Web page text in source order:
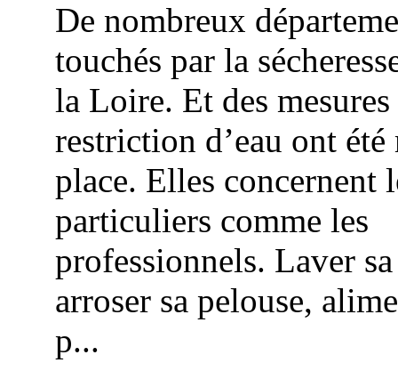
De nombreux
touchés par la
la Loire. Et des mesures
restriction d’eau ont été
place. Elles concernent
particuliers comme les
professionnels. Laver
arroser sa pelouse,
p...